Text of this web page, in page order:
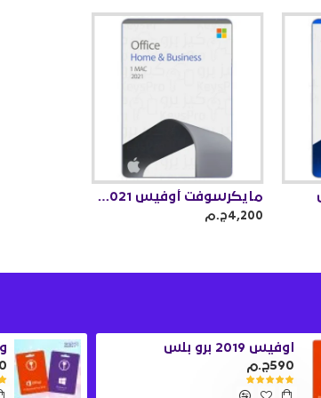
مايكرسوفت أوفيس 2021 هوم اند بزنس للماك
4,200ج.م
اوفيس 2019 برو بلس
590ج.م